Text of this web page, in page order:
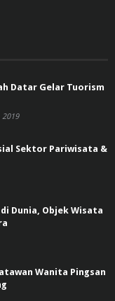
Datar Gelar Tuorism
2019
Sektor Pariwisata &
Dunia, Objek Wisata
Wanita Pingsan